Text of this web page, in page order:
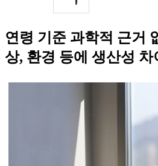
연령 기준 과학적 근거
상, 환경 등에 생산성 차